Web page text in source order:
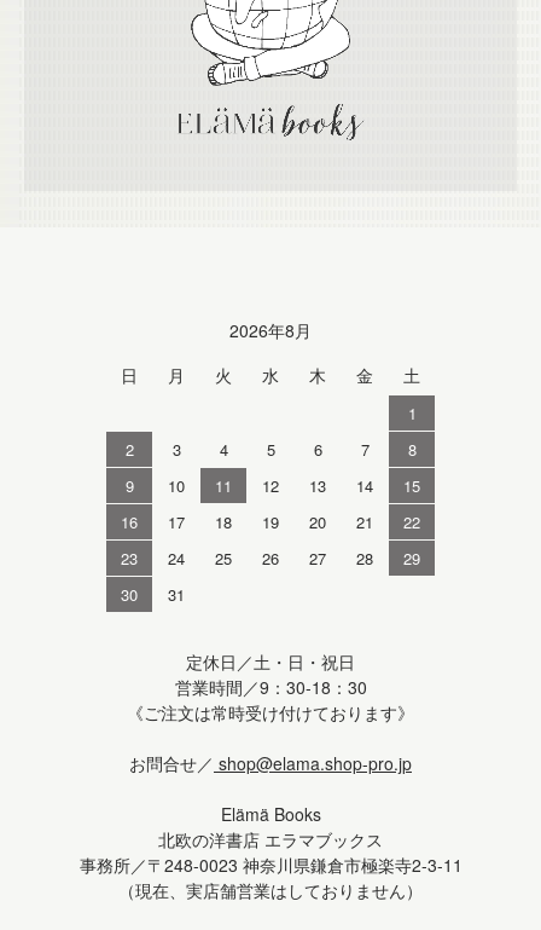
2026年8月
日
月 火 水 木 金 土
1
2
3 4 5 6 7
8
9
10 11 12 13 14
15
16
17 18 19 20 21
22
23
24 25 26 27 28
29
30
31
定休日／土・日・祝日
営業時間／9：30-18：30
《ご注文は常時受け付けております》
お問合せ／ shop@elama.shop-pro.jp
Elämä Books
北欧の洋書店 エラマブックス
事務所／〒248-0023 神奈川県鎌倉市極楽寺2-3-11
（現在、実店舗営業はしておりません）